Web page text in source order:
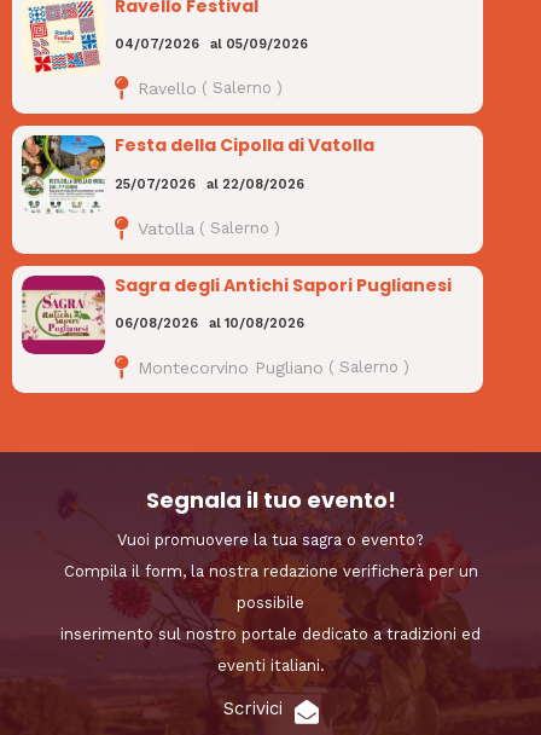
Ravello Festival
04/07/2026 al 05/09/2026
Ravello ( Salerno )
Festa della Cipolla di Vatolla
25/07/2026 al 22/08/2026
Vatolla ( Salerno )
Sagra degli Antichi Sapori Puglianesi
06/08/2026 al 10/08/2026
Montecorvino Pugliano ( Salerno )
Segnala il tuo evento!
Vuoi promuovere la tua sagra o evento?
Compila il form, la nostra redazione verificherà per un
possibile
inserimento sul nostro portale dedicato a tradizioni ed
eventi italiani.
Scrivici